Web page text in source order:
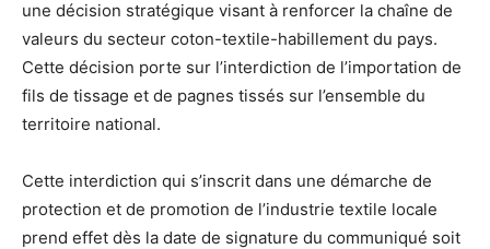
une décision stratégique visant à renforcer la chaîne de
valeurs du secteur coton-textile-habillement du pays.
Cette décision porte sur l’interdiction de l’importation de
fils de tissage et de pagnes tissés sur l’ensemble du
territoire national.
Cette interdiction qui s’inscrit dans une démarche de
protection et de promotion de l’industrie textile locale
prend effet dès la date de signature du communiqué soit